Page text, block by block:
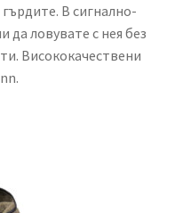
В сигнално-
ловувате с нея без
Висококачествени